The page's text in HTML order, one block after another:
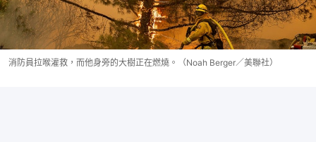
消防員拉喉灌救，而他身旁的大樹正在燃燒。（Noah Berger／美聯社）